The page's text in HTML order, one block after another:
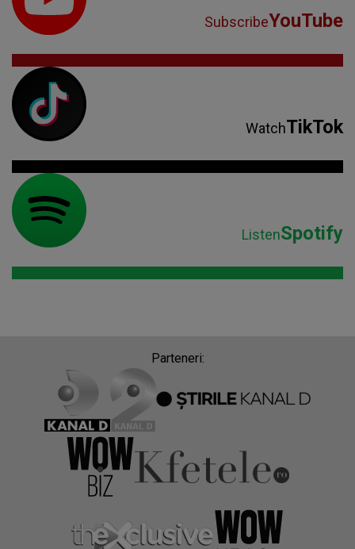
SubscribeYouTube
WatchTikTok
ListenSpotify
Parteneri: